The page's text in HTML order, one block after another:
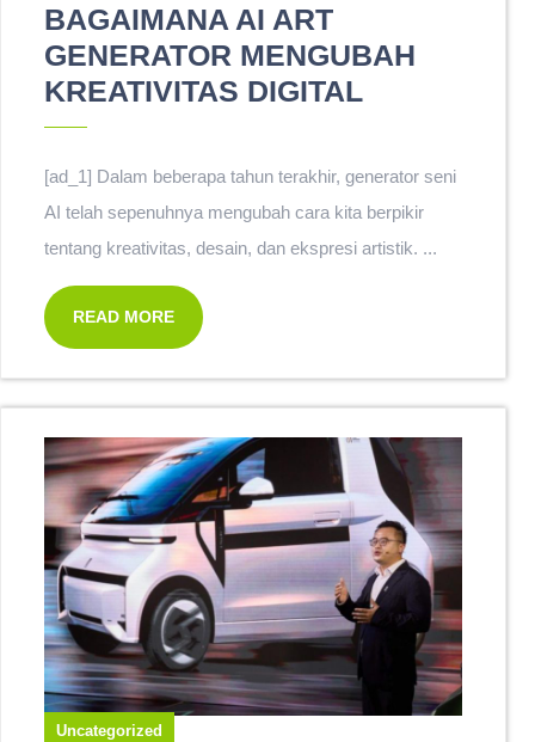
BAGAIMANA AI ART
GENERATOR MENGUBAH
KREATIVITAS DIGITAL
[ad_1] Dalam beberapa tahun terakhir, generator seni
AI telah sepenuhnya mengubah cara kita berpikir
tentang kreativitas, desain, dan ekspresi artistik. ...
READ MORE
Uncategorized